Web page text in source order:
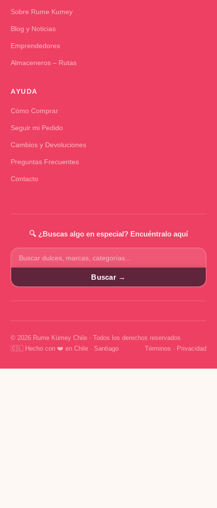
Sobre Rume Kumey
Blog y Noticias
Emprendedores
Almaceneros – Rutas
AYUDA
Cómo Comprar
Seguir mi Pedido
Cambios y Devoluciones
Preguntas Frecuentes
Contacto
🔍 ¿Buscas algo en especial? Encuéntralo aquí
Buscar
productos
Buscar →
© 2026 Rume Kümey Chile · Todos los derechos reservados
🇨🇱 Hecho con ❤️ en Chile · Santiago
Términos · Privacidad